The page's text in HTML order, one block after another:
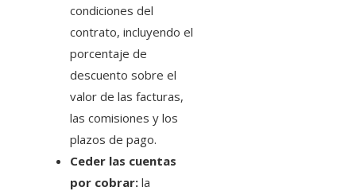
condiciones del
contrato, incluyendo el
porcentaje de
descuento sobre el
valor de las facturas,
las comisiones y los
plazos de pago.
Ceder las cuentas
por cobrar: la